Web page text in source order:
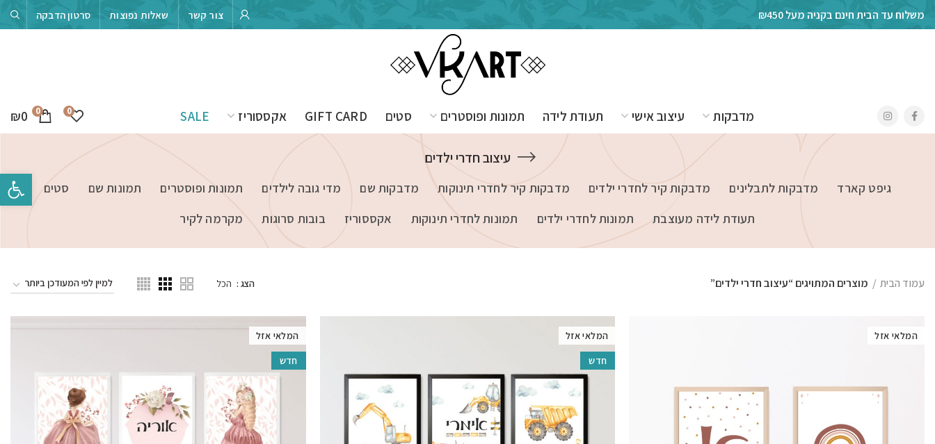
משלוח עד הבית חינם בקניה מעל ₪450 צור קשר שאלות נפוצות סרטון הדבקה
מדבקות עיצוב אישי תעודת לידה תמונות ופוסטרים סטים GIFT CARD אקססוריז SALE
0
0
₪0
עיצוב חדרי ילדים
גיפט קארד מדבקות לתבלינים מדבקות קיר לחדרי ילדים מדבקות קיר לחדרי תינוקות מדבקות שם מדי גובה לילדים תמונות ופוסטרים תמונות שם
סטים
תעודת לידה מעוצבת
תמונות לחדרי ילדים תמונות לחדרי תינוקות אקססוריז בובות סרוגות מקרמה לקיר
עמוד הבית מוצרים המתויגים “עיצוב חדרי ילדים” הצג הכל
המלאי אזל
המלאי אזל
חדש
המלאי אזל
חדש
פתח